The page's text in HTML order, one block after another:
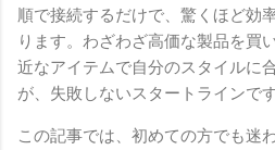
順で接続するだけで、驚くほど効
ります。わざわざ高価な製品を買
近なアイテムで自分のスタイルに
が、失敗しないスタートラインです
この記事では、初めての方でも迷